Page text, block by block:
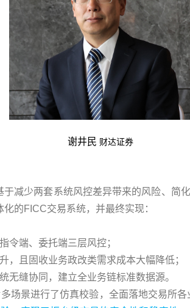
谢井民 财达证券
减少两套系统风控差异带来的风险、简
的FICC交易系统，并最终实现：
端、委托端三层风控；
且固收业务政改类需求成本大幅降低；
缝协同，建立全业务链标准数据源。
场景进行了仿真校验，全面落地交易所各